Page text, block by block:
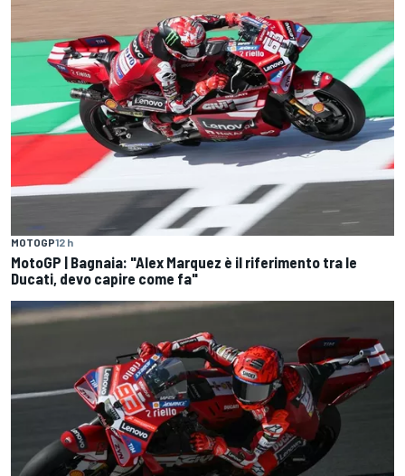
MOTOGP12 h
MotoGP | Bagnaia: "Alex Marquez è il riferimento tra le
Ducati, devo capire come fa"